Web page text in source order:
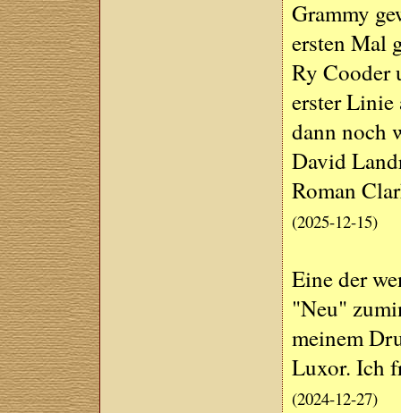
Grammy
ersten Mal
Ry Cooder
erster
dann noch
David
Roman
(2025-12-15)
Eine der
"Neu"
meinem
Luxor. Ich
(2024-12-27)